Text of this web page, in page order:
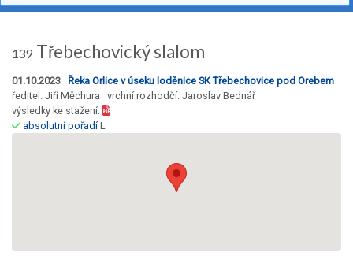
139 Třebechovický slalom
01.10.2023 Řeka Orlice v úseku loděnice SK Třebechovice pod Orebem
ředitel: Jiří Měchura vrchní rozhodčí: Jaroslav Bednář
výsledky ke stažení:
absolutní pořadíL